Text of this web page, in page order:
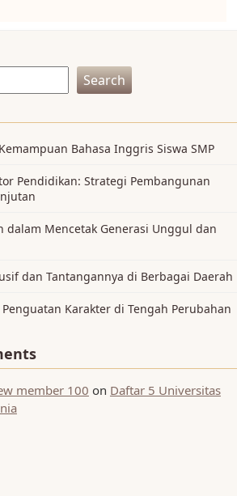
Search
Bahasa Inggris Siswa SMP
Pendidikan: Strategi Pembangunan
dalam Mencetak Generasi Unggul dan
dan Tantangannya di Berbagai Daerah
Karakter di Tengah Perubahan
member 100 on Daftar 5 Universitas